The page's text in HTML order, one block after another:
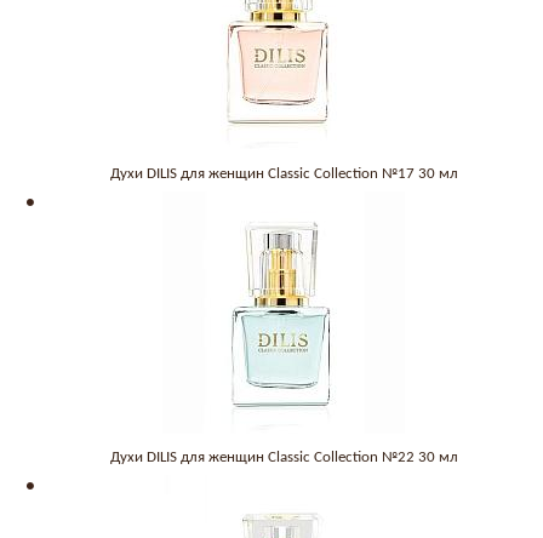
Духи DILIS для женщин Classic Collection №17 30 мл
Духи DILIS для женщин Classic Collection №22 30 мл